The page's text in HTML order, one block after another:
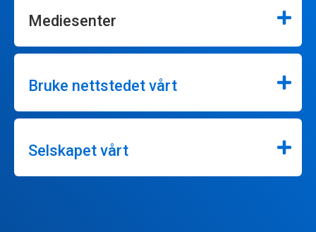
Mediesenter
Bruke nettstedet vårt
Selskapet vårt